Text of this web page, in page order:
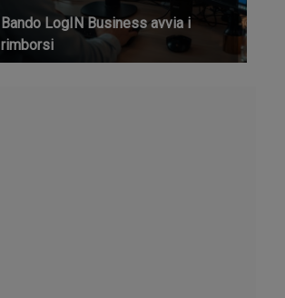
Bando LogIN Business avvia i
rimborsi